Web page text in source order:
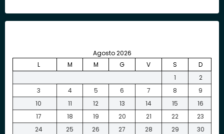
Agosto 2026
L
M M G V S
D
1
2
3
4 5 6 7 8
9
10
11 12 13 14 15
16
17
18 19 20 21 22
23
24
25 26 27 28 29
30